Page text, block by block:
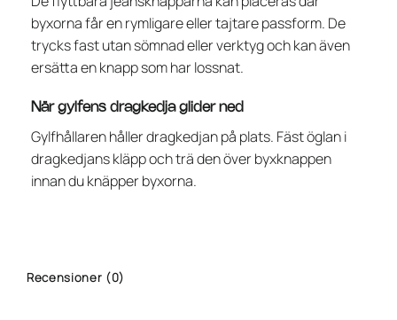
byxorna får en rymligare eller tajtare passform. De
trycks fast utan sömnad eller verktyg och kan även
ersätta en knapp som har lossnat.
När gylfens dragkedja glider ned
Gylfhållaren håller dragkedjan på plats. Fäst öglan i
dragkedjans kläpp och trä den över byxknappen
innan du knäpper byxorna.
Recensioner (0)